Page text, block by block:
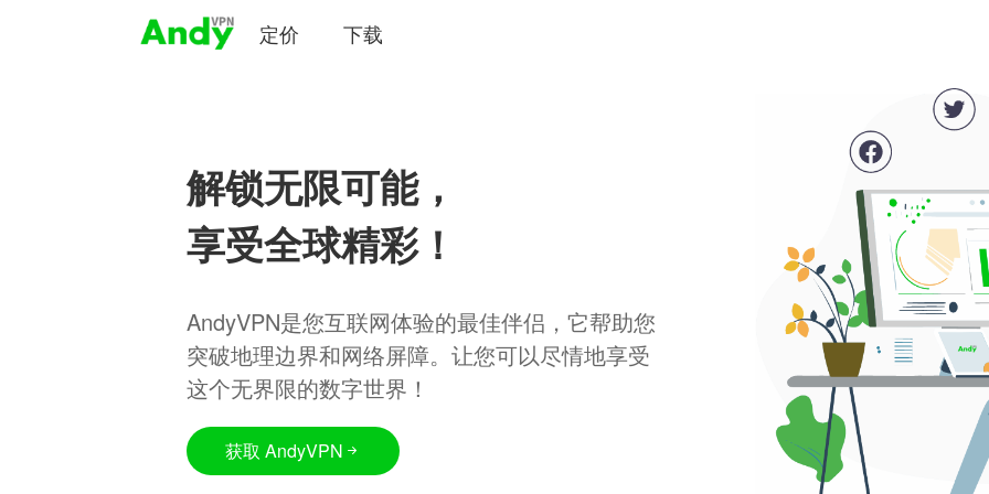
定价 下载
解锁无限可能，
享受全球精彩！
AndyVPN是您互联网体验的最佳伴侣，它帮助您
突破地理边界和网络屏障。让您可以尽情地享受
这个无界限的数字世界！
获取 AndyVPN